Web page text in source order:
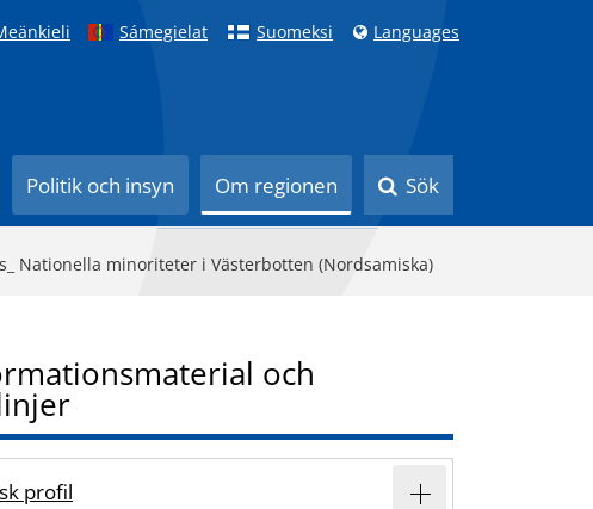
Sámegielat Suomeksi Languages
Politik och insyn Om regionen Sök
Nationella minoriteter i Västerbotten (Nordsamiska)
och
profil